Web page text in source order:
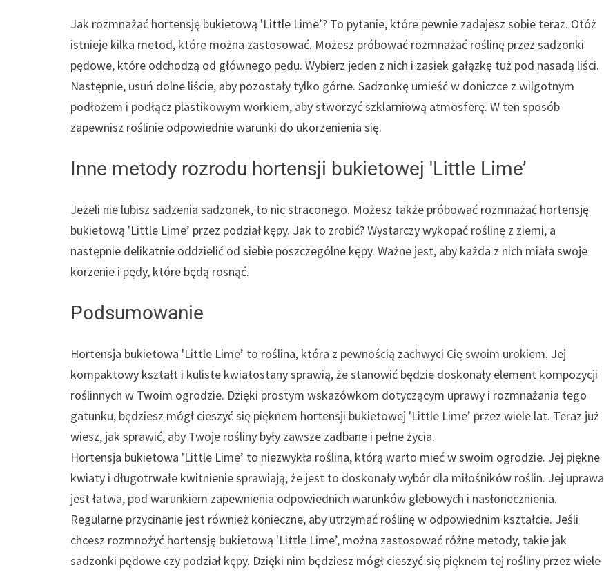
Jak rozmnażać hortensję bukietową 'Little Lime’? To pytanie, które pewnie zadajesz sobie teraz. Otóż
istnieje kilka metod, które można zastosować. Możesz próbować rozmnażać roślinę przez sadzonki
pędowe, które odchodzą od głównego pędu. Wybierz jeden z nich i zasiek gałązkę tuż pod nasadą liści.
Następnie, usuń dolne liście, aby pozostały tylko górne. Sadzonkę umieść w doniczce z wilgotnym
podłożem i podłącz plastikowym workiem, aby stworzyć szklarniową atmosferę. W ten sposób
zapewnisz roślinie odpowiednie warunki do ukorzenienia się.
Inne metody rozrodu hortensji bukietowej 'Little Lime’
Jeżeli nie lubisz sadzenia sadzonek, to nic straconego. Możesz także próbować rozmnażać hortensję
bukietową 'Little Lime’ przez podział kępy. Jak to zrobić? Wystarczy wykopać roślinę z ziemi, a
następnie delikatnie oddzielić od siebie poszczególne kępy. Ważne jest, aby każda z nich miała swoje
korzenie i pędy, które będą rosnąć.
Podsumowanie
Hortensja bukietowa 'Little Lime’ to roślina, która z pewnością zachwyci Cię swoim urokiem. Jej
kompaktowy kształt i kuliste kwiatostany sprawią, że stanowić będzie doskonały element kompozycji
roślinnych w Twoim ogrodzie. Dzięki prostym wskazówkom dotyczącym uprawy i rozmnażania tego
gatunku, będziesz mógł cieszyć się pięknem hortensji bukietowej 'Little Lime’ przez wiele lat. Teraz już
wiesz, jak sprawić, aby Twoje rośliny były zawsze zadbane i pełne życia.
Hortensja bukietowa 'Little Lime’ to niezwykła roślina, którą warto mieć w swoim ogrodzie. Jej piękne
kwiaty i długotrwałe kwitnienie sprawiają, że jest to doskonały wybór dla miłośników roślin. Jej uprawa
jest łatwa, pod warunkiem zapewnienia odpowiednich warunków glebowych i nasłonecznienia.
Regularne przycinanie jest również konieczne, aby utrzymać roślinę w odpowiednim kształcie. Jeśli
chcesz rozmnożyć hortensję bukietową 'Little Lime’, można zastosować różne metody, takie jak
sadzonki pędowe czy podział kępy. Dzięki nim będziesz mógł cieszyć się pięknem tej rośliny przez wiele